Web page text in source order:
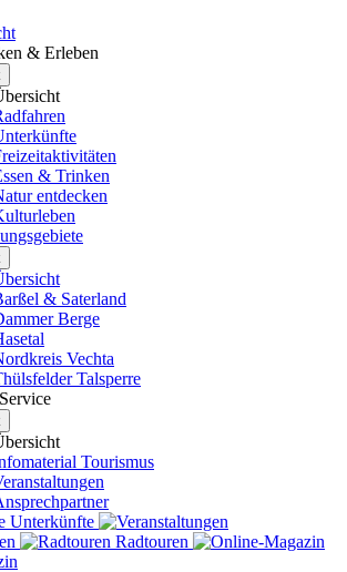
& Erleben
& Trinken
entdecken
& Saterland
Berge
Vechta
Talsperre
Tourismus
Unterkünfte
Radtouren